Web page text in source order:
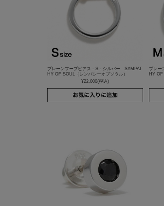
プレーンフープピアス - S - シルバー SYMPAT
HY OF SOUL（シンパシーオブソウル）
¥22,000(税込)
プレー
HY OF